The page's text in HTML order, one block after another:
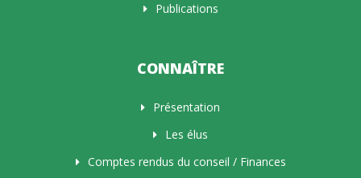
Publications
CONNAÎTRE
Présentation
Les élus
Comptes rendus du conseil / Finances